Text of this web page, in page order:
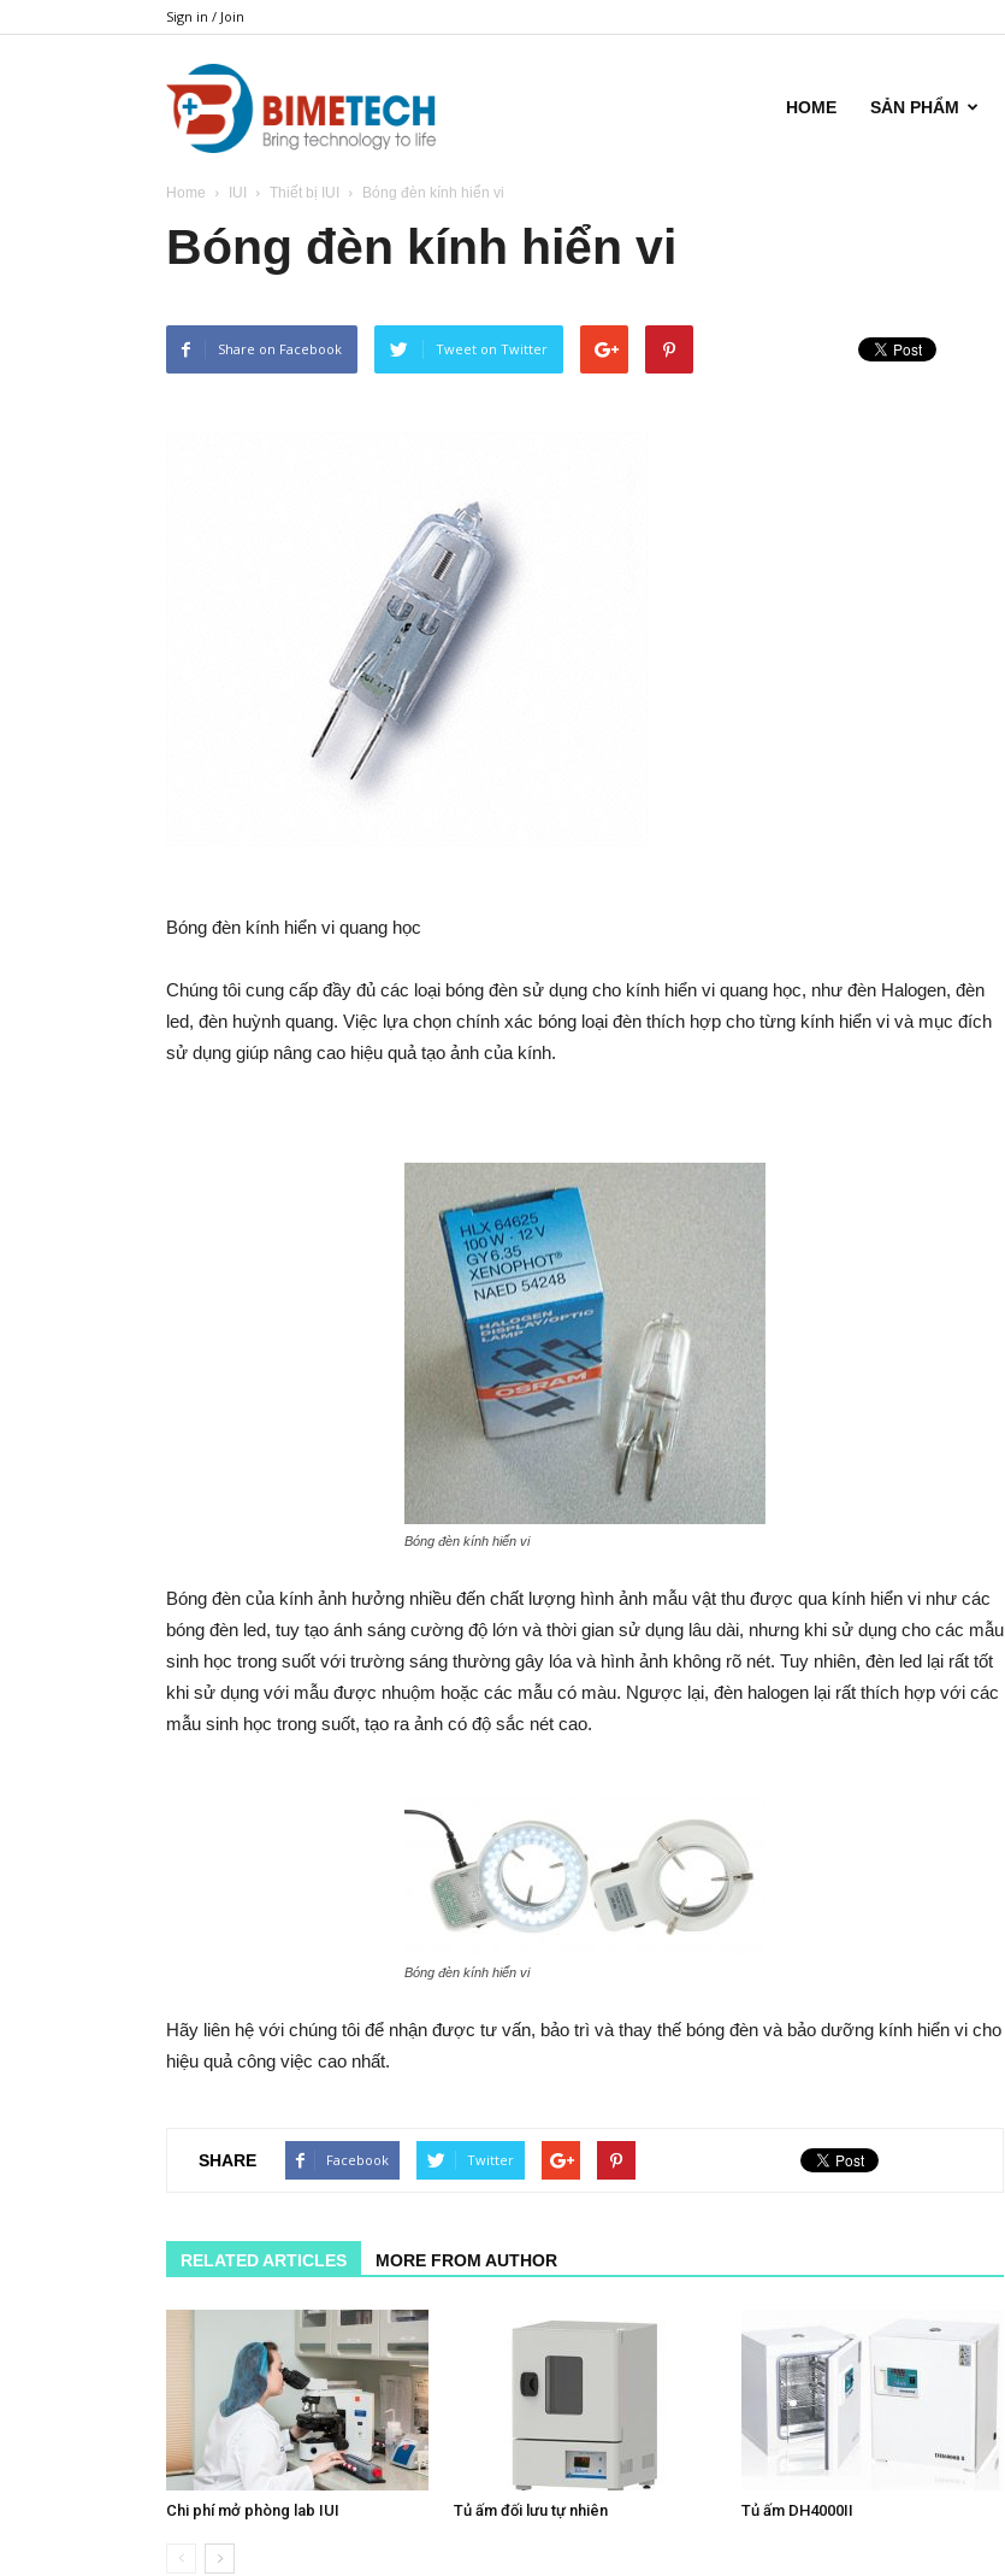
Sign in / Join
HOME SẢN PHẨM
Home IUI Thiết bị IUI Bóng đèn kính hiển vi
Bóng đèn kính hiển vi
Share on Facebook Tweet on Twitter
Bóng đèn kính hiển vi quang học
Chúng tôi cung cấp đầy đủ các loại bóng đèn sử dụng cho kính hiển vi quang học, như đèn Halogen, đèn
led, đèn huỳnh quang. Việc lựa chọn chính xác bóng loại đèn thích hợp cho từng kính hiển vi và mục đích
sử dụng giúp nâng cao hiệu quả tạo ảnh của kính.
Bóng đèn kính hiển vi
Bóng đèn của kính ảnh hưởng nhiều đến chất lượng hình ảnh mẫu vật thu được qua kính hiển vi như các
bóng đèn led, tuy tạo ánh sáng cường độ lớn và thời gian sử dụng lâu dài, nhưng khi sử dụng cho các mẫu
sinh học trong suốt với trường sáng thường gây lóa và hình ảnh không rõ nét. Tuy nhiên, đèn led lại rất tốt
khi sử dụng với mẫu được nhuộm hoặc các mẫu có màu. Ngược lại, đèn halogen lại rất thích hợp với các
mẫu sinh học trong suốt, tạo ra ảnh có độ sắc nét cao.
Bóng đèn kính hiển vi
Hãy liên hệ với chúng tôi để nhận được tư vấn, bảo trì và thay thế bóng đèn và bảo dưỡng kính hiển vi cho
hiệu quả công việc cao nhất.
SHARE Facebook Twitter
RELATED ARTICLES MORE FROM AUTHOR
Chi phí mở phòng lab IUI Tủ ấm đối lưu tự nhiên Tủ ấm DH4000II